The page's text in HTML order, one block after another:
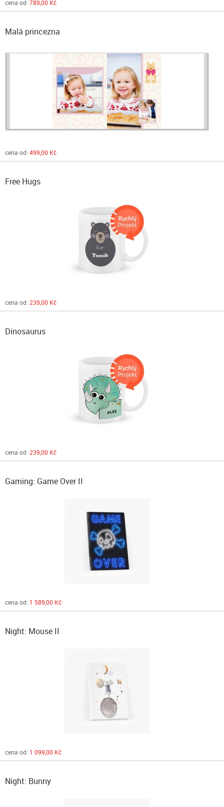
cena od: 789,00 Kč
Malá princezna
cena od: 499,00 Kč
Free Hugs
cena od: 239,00 Kč
Dinosaurus
cena od: 239,00 Kč
Gaming: Game Over II
cena od: 1 589,00 Kč
Night: Mouse II
cena od: 1 099,00 Kč
Night: Bunny